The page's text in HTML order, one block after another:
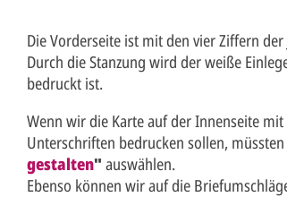
Die Vorderseite ist mit den vier Ziffern der
Durch die Stanzung wird der weiße
bedruckt ist.
Wenn wir die Karte auf der Innenseite
Unterschriften bedrucken sollen,
gestalten" auswählen.
Ebenso können wir auf die